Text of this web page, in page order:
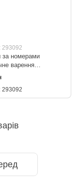
293092
за номерами
варення
(KHO5691)
коробки) 30 х 40
293092